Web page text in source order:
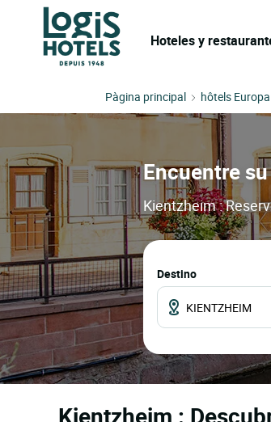
Hoteles y
Pàgina principal hôtels Europa
Encuentre
Kientzheim :
Destino
Kientzheim :